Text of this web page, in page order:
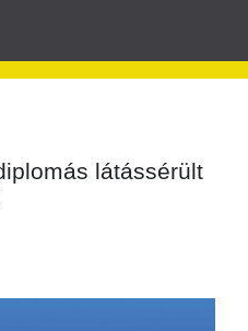
látássérült